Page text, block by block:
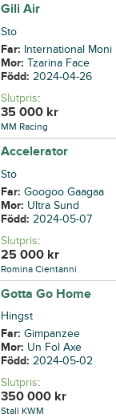
Gili Air
Sto
Far: International Moni
Mor:Tzarina Face
Född:2024-04-26
Slutpris:
35 000 kr
MM Racing
Accelerator
Sto
Far:Googoo Gaagaa
Mor: Ultra Sund
Född:2024-05-07
Slutpris:
25 000 kr
Romina Cientanni
Gotta Go Home
Hingst
Far:Gimpanzee
Mor: Un Fol Axe
Född:2024-05-02
Slutpris:
350 000 kr
Stall KWM